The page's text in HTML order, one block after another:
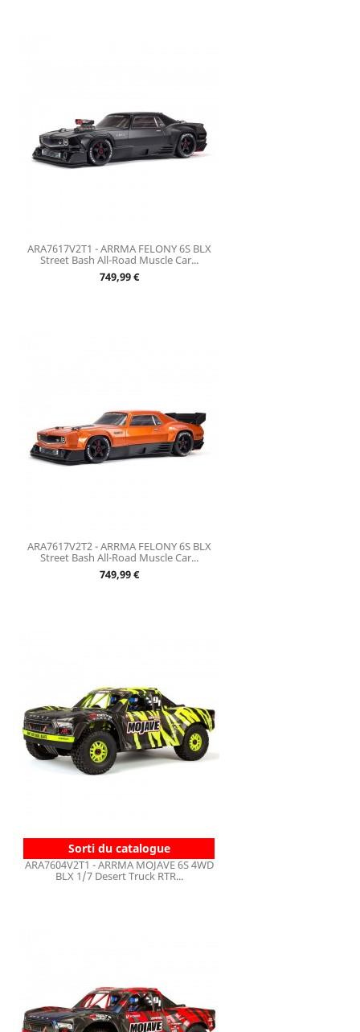
ARA7617V2T1 - ARRMA FELONY 6S BLX
Street Bash All-Road Muscle Car...
Prix
749,99 €
ARA7617V2T2 - ARRMA FELONY 6S BLX
Street Bash All-Road Muscle Car...
Prix
749,99 €
Sorti du catalogue
ARA7604V2T1 - ARRMA MOJAVE 6S 4WD
BLX 1/7 Desert Truck RTR...